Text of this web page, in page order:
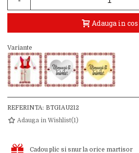
Adauga in cos
Variante
REFERINTA: BTGIAU212
Adauga in Wishlist(1)
Cadou plic si snur la orice martisor